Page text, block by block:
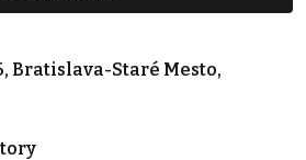
Bratislava-Staré Mesto,